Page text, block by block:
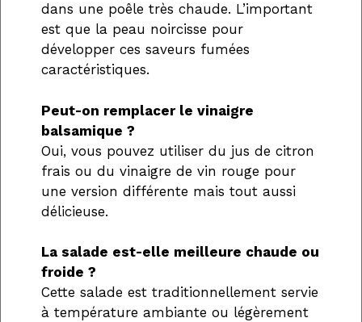
dans une poêle très chaude. L’important
est que la peau noircisse pour
développer ces saveurs fumées
caractéristiques.
Peut-on remplacer le vinaigre
balsamique ?
Oui, vous pouvez utiliser du jus de citron
frais ou du vinaigre de vin rouge pour
une version différente mais tout aussi
délicieuse.
La salade est-elle meilleure chaude ou
froide ?
Cette salade est traditionnellement servie
à température ambiante ou légèrement